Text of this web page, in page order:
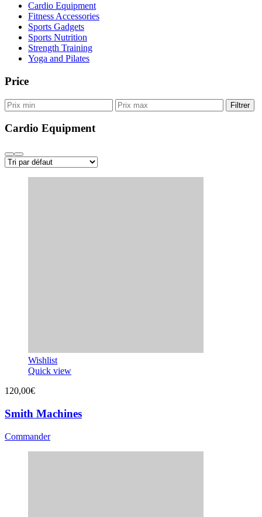
Cardio Equipment
Fitness Accessories
Sports Gadgets
Sports Nutrition
Strength Training
Yoga and Pilates
Price
Filtrer
Cardio Equipment
Wishlist
Quick view
120,00€
Smith Machines
Commander